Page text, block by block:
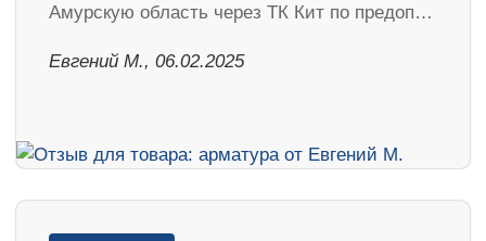
Амурскую область через ТК Кит по предоп…
​Евгений М., 06.02.2025